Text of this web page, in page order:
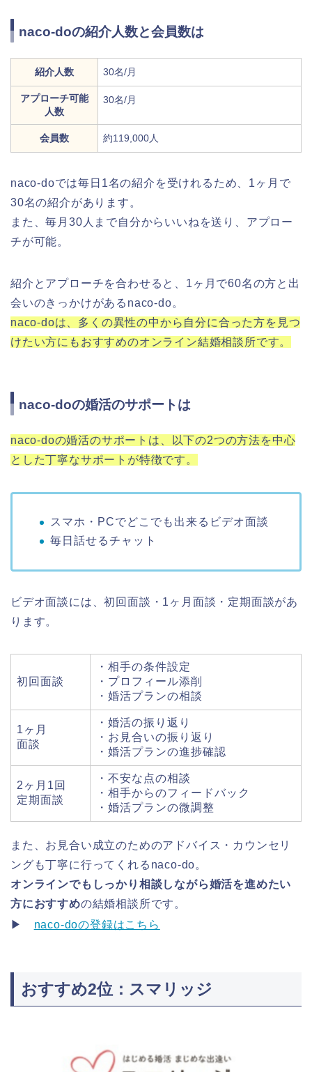
naco-doの紹介人数と会員数は
紹介人数 30名/月
アプローチ可能
人数
30名/月
会員数 約119,000人
naco-doでは毎日1名の紹介を受けれるため、1ヶ月で
30名の紹介があります。
また、毎月30人まで自分からいいねを送り、アプロー
チが可能。
紹介とアプローチを合わせると、1ヶ月で60名の方と出
会いのきっかけがあるnaco-do。
naco-doは、多くの異性の中から自分に合った方を見つ
けたい方にもおすすめのオンライン結婚相談所です。
naco-doの婚活のサポートは
naco-doの婚活のサポートは、以下の2つの方法を中心
とした丁寧なサポートが特徴です。
スマホ・PCでどこでも出来るビデオ面談
毎日話せるチャット
ビデオ面談には、初回面談・1ヶ月面談・定期面談があ
ります。
初回面談
・相手の条件設定
・プロフィール添削
・婚活プランの相談
1ヶ月
面談
・婚活の振り返り
・お見合いの振り返り
・婚活プランの進捗確認
2ヶ月1回
定期面談
・不安な点の相談
・相手からのフィードバック
・婚活プランの微調整
また、お見合い成立のためのアドバイス・カウンセリ
ングも丁寧に行ってくれるnaco-do。
オンラインでもしっかり相談しながら婚活を進めたい
方におすすめの結婚相談所です。
▶ naco-doの登録はこちら
おすすめ2位：スマリッジ